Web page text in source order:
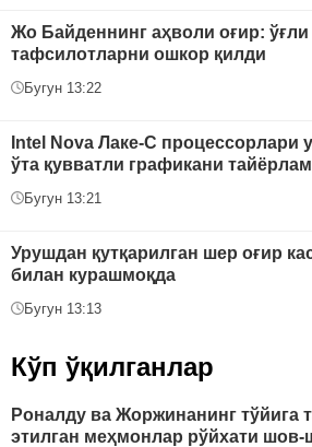
Жо Байденнинг аҳволи оғир: ўғли
тафсилотларни ошкор қилди
Бугун 13:22
Intel Nova Лаке-С процессорлари
ўта қувватли графикани
Бугун 13:21
Урушдан қутқарилган шер оғир
билан курашмоқда
Бугун 13:13
Кўп ўқилганлар
Роналду ва Жоржинанинг тўйига
этилган меҳмонлар рўйхати шов-